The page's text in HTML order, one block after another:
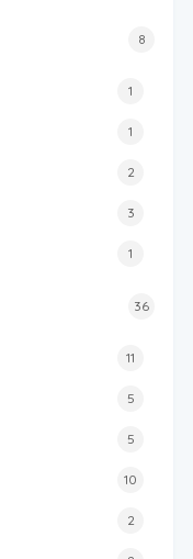
8
1
1
2
3
1
36
11
5
5
10
2